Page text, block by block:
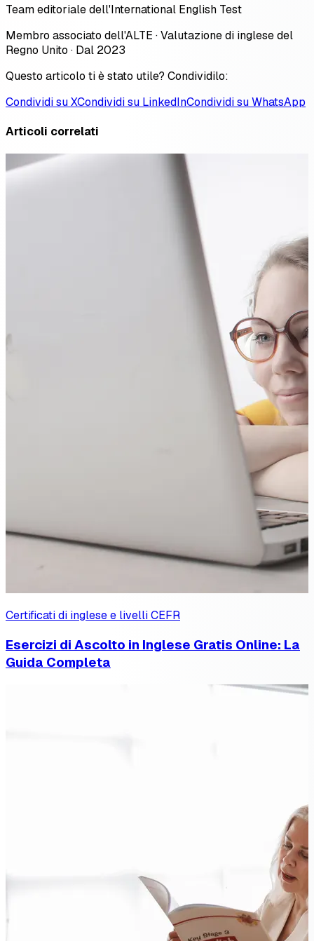
Team editoriale dell'International English Test
Membro associato dell'ALTE · Valutazione di inglese del
Regno Unito · Dal 2023
Questo articolo ti è stato utile? Condividilo:
Condividi su XCondividi su LinkedInCondividi su WhatsApp
Articoli correlati
Certificati di inglese e livelli CEFR
Esercizi di Ascolto in Inglese Gratis Online: La
Guida Completa